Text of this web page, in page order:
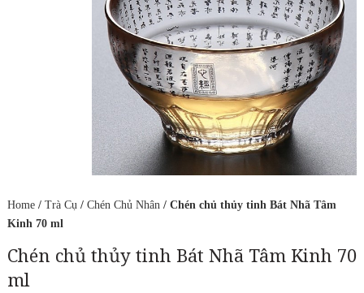
Home/ Trà Cụ/ Chén Chủ Nhân/ Chén chủ thủy tinh Bát Nhã Tâm
Kinh 70 ml
Chén chủ thủy tinh Bát Nhã Tâm Kinh 70
ml